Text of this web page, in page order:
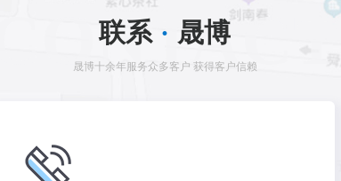
CONTACT
联系 · 晟博
晟博十余年服务众多客户 获得客户信赖